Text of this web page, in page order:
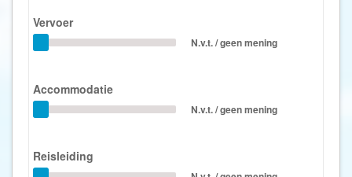
Vervoer
N.v.t. / geen mening
Accommodatie
N.v.t. / geen mening
Reisleiding